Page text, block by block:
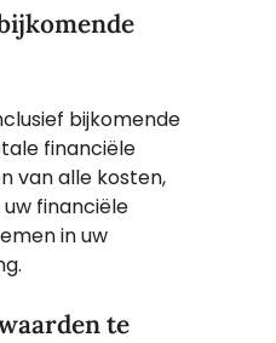
bijkomende
financiële
van alle kosten,
financiële
in uw
te